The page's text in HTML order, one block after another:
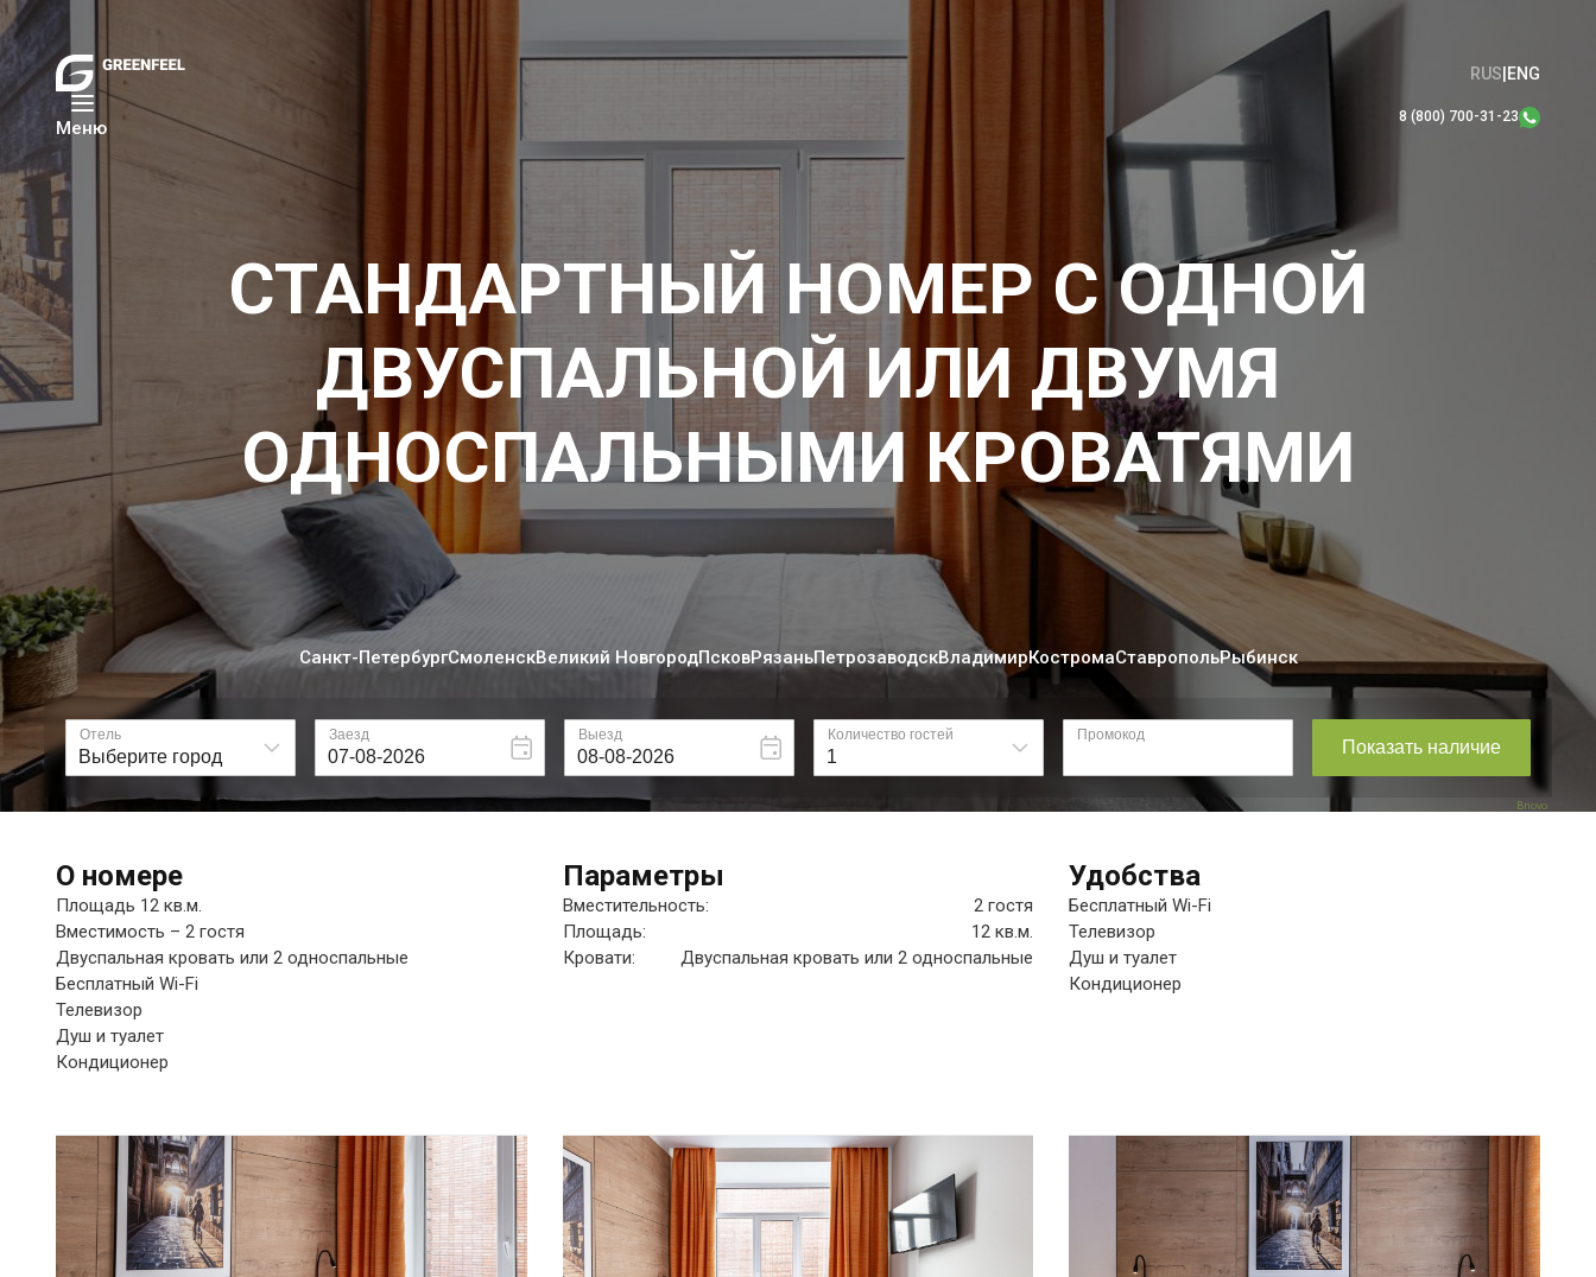
RUS|ENG
Меню
8 (800) 700-31-23
СТАНДАРТНЫЙ НОМЕР С ОДНОЙ
ДВУСПАЛЬНОЙ ИЛИ ДВУМЯ
ОДНОСПАЛЬНЫМИ КРОВАТЯМИ
Санкт-ПетербургСмоленскВеликий НовгородПсковРязаньПетрозаводскВладимирКостромаСтавропольРыбинск
Bnovo
О номере
Площадь 12 кв.м.
Вместимость – 2 гостя
Двуспальная кровать или 2 односпальные
Бесплатный Wi-Fi
Телевизор
Душ и туалет
Кондиционер
Параметры
Вместительность:
2 гостя
Площадь:
12 кв.м.
Кровати:
Двуспальная кровать или 2 односпальные
Удобства
Бесплатный Wi-Fi
Телевизор
Душ и туалет
Кондиционер